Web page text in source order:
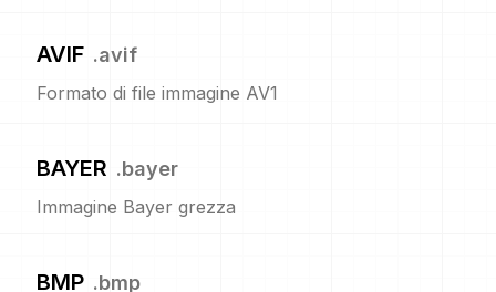
AVIF .avif
Formato di file immagine AV1
BAYER .bayer
Immagine Bayer grezza
BMP .bmp